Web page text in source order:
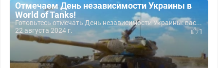
Отмечаем День независимости Украины в
World of Tanks!
Готовьтесь отмечать День независимости Украины: вас...
22 августа 2024 г.
1